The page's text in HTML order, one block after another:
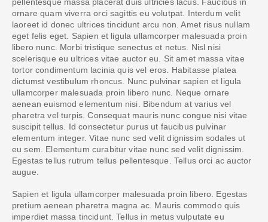
ornare quam viverra orci sagittis eu volutpat. Interdum velit
laoreet id donec ultrices tincidunt arcu non. Amet risus nullam
eget felis eget. Sapien et ligula ullamcorper malesuada proin
libero nunc. Morbi tristique senectus et netus. Nisl nisi
scelerisque eu ultrices vitae auctor eu. Sit amet massa vitae
tortor condimentum lacinia quis vel eros. Habitasse platea
dictumst vestibulum rhoncus. Nunc pulvinar sapien et ligula
ullamcorper malesuada proin libero nunc. Neque ornare
aenean euismod elementum nisi. Bibendum at varius vel
pharetra vel turpis. Consequat mauris nunc congue nisi vitae
suscipit tellus. Id consectetur purus ut faucibus pulvinar
elementum integer. Vitae nunc sed velit dignissim sodales ut
eu sem. Elementum curabitur vitae nunc sed velit dignissim.
Egestas tellus rutrum tellus pellentesque. Tellus orci ac auctor
augue.
Sapien et ligula ullamcorper malesuada proin libero. Egestas
pretium aenean pharetra magna ac. Mauris commodo quis
imperdiet massa tincidunt. Tellus in metus vulputate eu